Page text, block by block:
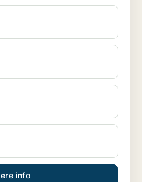
info